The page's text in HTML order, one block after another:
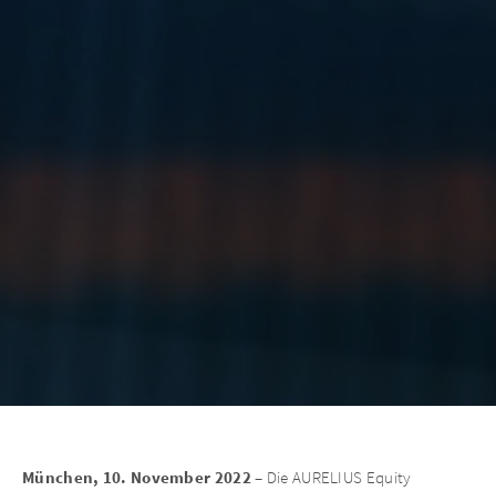
München, 10. November 2022– Die AURELIUS Equity